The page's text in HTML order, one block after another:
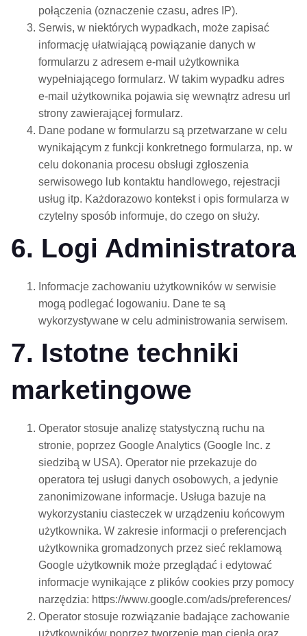
połączenia (oznaczenie czasu, adres IP).
Serwis, w niektórych wypadkach, może zapisać
informację ułatwiającą powiązanie danych w
formularzu z adresem e-mail użytkownika
wypełniającego formularz. W takim wypadku adres
e-mail użytkownika pojawia się wewnątrz adresu url
strony zawierającej formularz.
Dane podane w formularzu są przetwarzane w celu
wynikającym z funkcji konkretnego formularza, np. w
celu dokonania procesu obsługi zgłoszenia
serwisowego lub kontaktu handlowego, rejestracji
usług itp. Każdorazowo kontekst i opis formularza w
czytelny sposób informuje, do czego on służy.
6. Logi Administratora
Informacje zachowaniu użytkowników w serwisie
mogą podlegać logowaniu. Dane te są
wykorzystywane w celu administrowania serwisem.
7. Istotne techniki
marketingowe
Operator stosuje analizę statystyczną ruchu na
stronie, poprzez Google Analytics (Google Inc. z
siedzibą w USA). Operator nie przekazuje do
operatora tej usługi danych osobowych, a jedynie
zanonimizowane informacje. Usługa bazuje na
wykorzystaniu ciasteczek w urządzeniu końcowym
użytkownika. W zakresie informacji o preferencjach
użytkownika gromadzonych przez sieć reklamową
Google użytkownik może przeglądać i edytować
informacje wynikające z plików cookies przy pomocy
narzędzia: https://www.google.com/ads/preferences/
Operator stosuje rozwiązanie badające zachowanie
użytkowników poprzez tworzenie map ciepła oraz